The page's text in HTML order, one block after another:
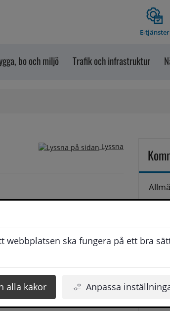
webbplatsen ska fungera på ett bra
alla kakor Anpassa
E-tjänster
bo och miljö Trafik och infrastruktur
Lyssna